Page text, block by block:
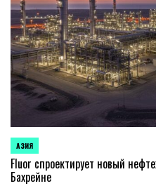
ОПУБЛИКОВАНО
В
АЗИЯ
Fluor спроектирует новый
Бахрейне